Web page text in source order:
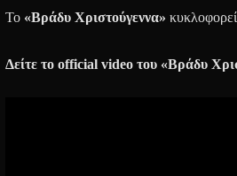
Το «Βράδυ Χριστούγεννα»
Δείτε το official videoτου «Βράδυ